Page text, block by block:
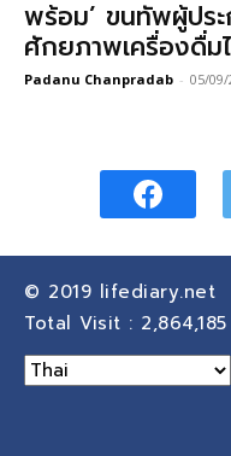
พร้อม’ ขนทัพผู้ประ
ศักยภาพเครื่องดื่ม
Padanu Chanpradab - 05/09/
© 2019 lifediary.net
Total Visit : 2,864,185